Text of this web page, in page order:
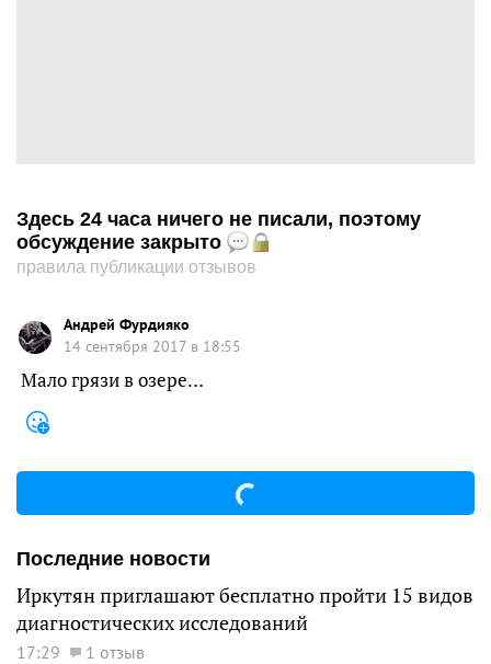
Здесь 24 часа ничего не писали, поэтому
обсуждение закрыто
правила публикации отзывов
Андрей Фурдияко
14 сентября 2017 в 18:55
Мало грязи в озере…
Последние новости
Иркутян приглашают бесплатно пройти 15 видов
диагностических исследований
17:29 1 отзыв